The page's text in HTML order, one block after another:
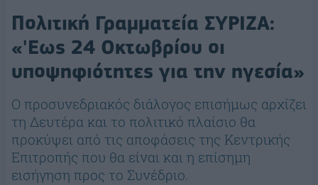
Πολιτική Γραμματεία ΣΥΡΙΖΑ:
«'Εως 24 Οκτωβρίου οι
υποψηφιότητες για την ηγεσία»
Ο προσυνεδριακός διάλογος επισήμως αρχίζει
τη Δευτέρα και το πολιτικό πλαίσιο θα
προκύψει από τις αποφάσεις της Κεντρικής
Επιτροπής που θα είναι και η επίσημη
εισήγηση προς το Συνέδριο.